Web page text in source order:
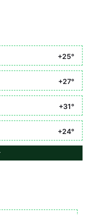
+25°
+27°
+31°
+24°